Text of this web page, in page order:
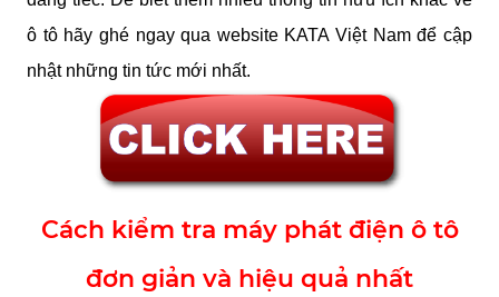
ô tô hãy ghé ngay qua website KATA Việt Nam để cập
nhật những tin tức mới nhất.
Cách kiểm tra máy phát điện ô tô
đơn giản và hiệu quả nhất